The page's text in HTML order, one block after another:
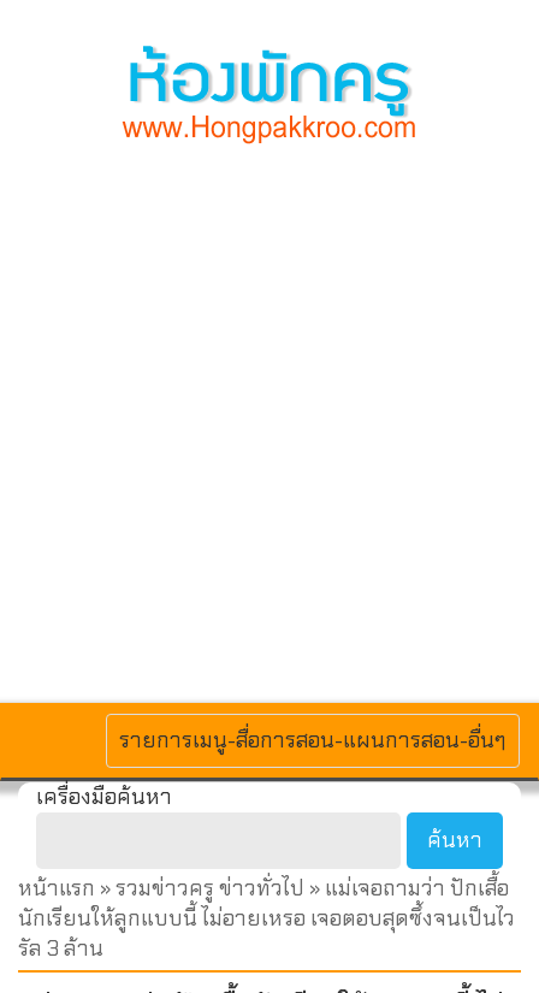
MENU
รายการเมนู-สื่อการสอน-แผนการสอน-อื่นๆ
เครื่องมือค้นหา
หน้าแรก »รวมข่าวครู ข่าวทั่วไป » แม่เจอถามว่า ปักเสื้อ
นักเรียนให้ลูกแบบนี้ ไม่อายเหรอ เจอตอบสุดซึ้งจนเป็นไว
รัล 3 ล้าน